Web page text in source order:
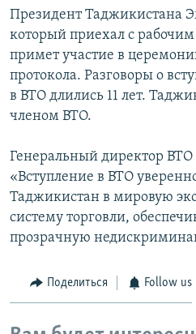
Президент Таджикистана
который приехал с
примет участие в
протокола. Разговоры о
в ВТО длились 11 лет.
членом ВТО.
Генеральный директор
«Вступление в ВТО
Таджикистан в мировую
систему торговли,
прозрачную
Поделиться Follow us